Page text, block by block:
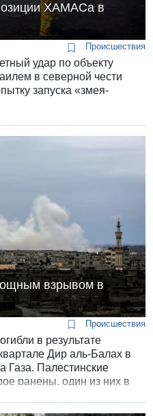
ХАМАСа в
Происшествия
удар по объекту
в северной чести
запуска «змея-
взрывом в
Происшествия
в результате
Дир аль-Балах в
Газа. Палестинские
ранены, один из них в